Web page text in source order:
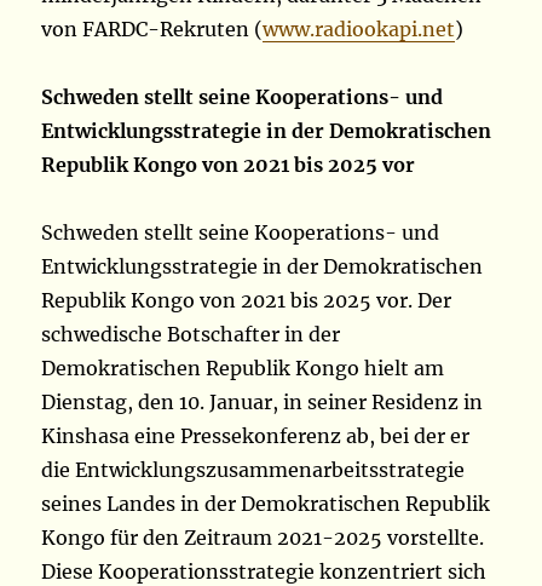
von FARDC-Rekruten (www.radiookapi.net)
Schweden stellt seine Kooperations- und
Entwicklungsstrategie in der Demokratischen
Republik Kongo von 2021 bis 2025 vor
Schweden stellt seine Kooperations- und
Entwicklungsstrategie in der Demokratischen
Republik Kongo von 2021 bis 2025 vor. Der
schwedische Botschafter in der
Demokratischen Republik Kongo hielt am
Dienstag, den 10. Januar, in seiner Residenz in
Kinshasa eine Pressekonferenz ab, bei der er
die Entwicklungszusammenarbeitsstrategie
seines Landes in der Demokratischen Republik
Kongo für den Zeitraum 2021-2025 vorstellte.
Diese Kooperationsstrategie konzentriert sich